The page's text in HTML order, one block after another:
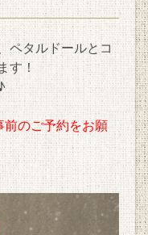
ペタルドールとコ
す！
のご予約をお願